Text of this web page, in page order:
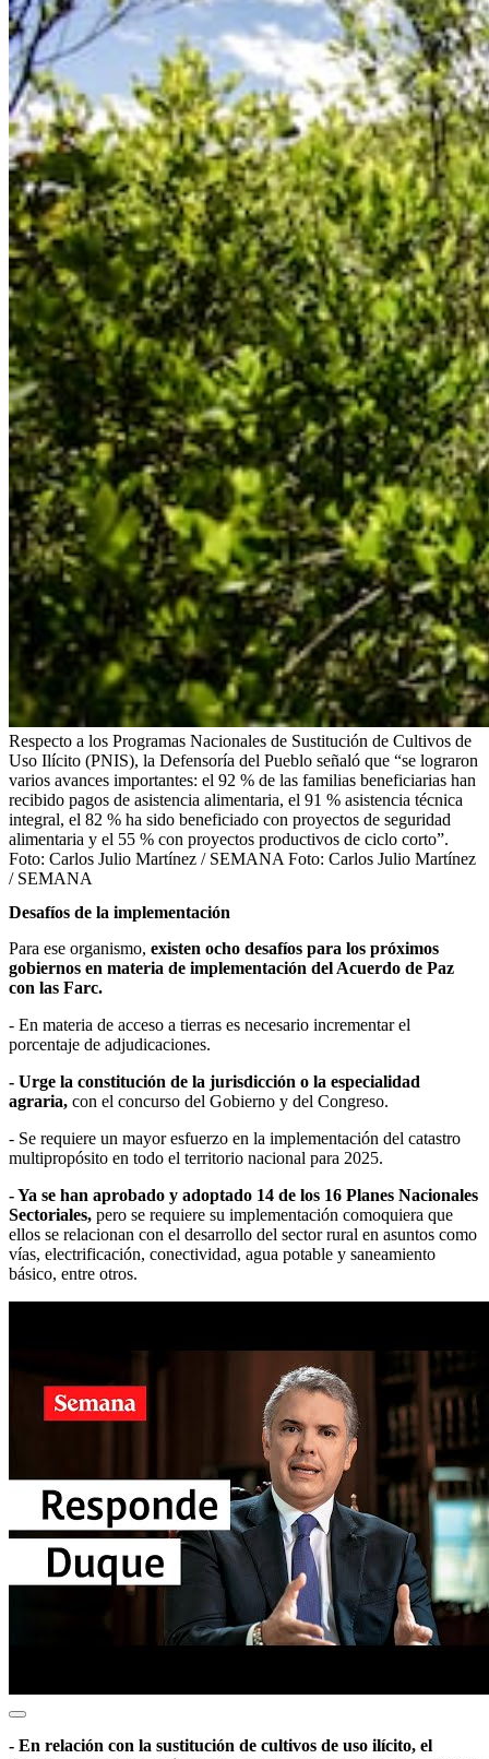
Respecto a los Programas Nacionales de Sustitución de Cultivos de
Uso Ilícito (PNIS), la Defensoría del Pueblo señaló que “se lograron
varios avances importantes: el 92 % de las familias beneficiarias han
recibido pagos de asistencia alimentaria, el 91 % asistencia técnica
integral, el 82 % ha sido beneficiado con proyectos de seguridad
alimentaria y el 55 % con proyectos productivos de ciclo corto”.
Foto: Carlos Julio Martínez / SEMANA Foto: Carlos Julio Martínez
/ SEMANA
Desafíos de la implementación
Para ese organismo, existen ocho desafíos para los próximos
gobiernos en materia de implementación del Acuerdo de Paz
con las Farc.
- En materia de acceso a tierras es necesario incrementar el
porcentaje de adjudicaciones.
- Urge la constitución de la jurisdicción o la especialidad
agraria, con el concurso del Gobierno y del Congreso.
- Se requiere un mayor esfuerzo en la implementación del catastro
multipropósito en todo el territorio nacional para 2025.
- Ya se han aprobado y adoptado 14 de los 16 Planes Nacionales
Sectoriales, pero se requiere su implementación comoquiera que
ellos se relacionan con el desarrollo del sector rural en asuntos como
vías, electrificación, conectividad, agua potable y saneamiento
básico, entre otros.
- En relación con la sustitución de cultivos de uso ilícito, el